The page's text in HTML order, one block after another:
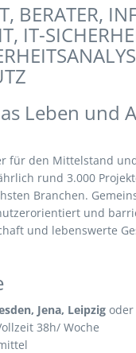
BERATER,
IT-
Leben und
für den Mittelstand
rund 3.000
Branchen.
und
und lebenswerte
Jena, Leipzig oder
38h/ Woche